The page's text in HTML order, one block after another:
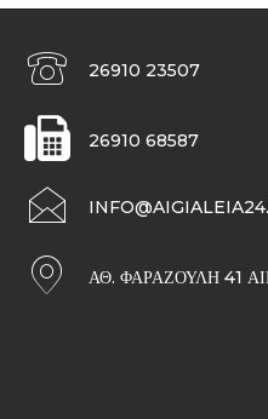
26910 23507
26910 68587
ΑΘ. ΦΑΡΑΖΟΥΛΉ 41